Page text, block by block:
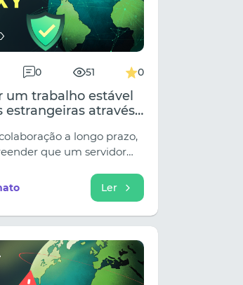
0 51 0
trabalho estável
através
a longo prazo,
que um servidor
ferramenta complexa
com o recurso de
Ler